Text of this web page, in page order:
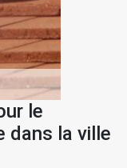
le
dans la ville